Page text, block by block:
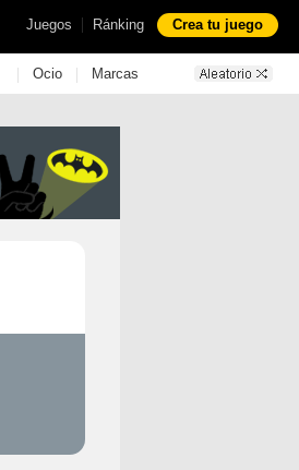
Juegos | Ránking Crea tu juego
| Ocio | Marcas